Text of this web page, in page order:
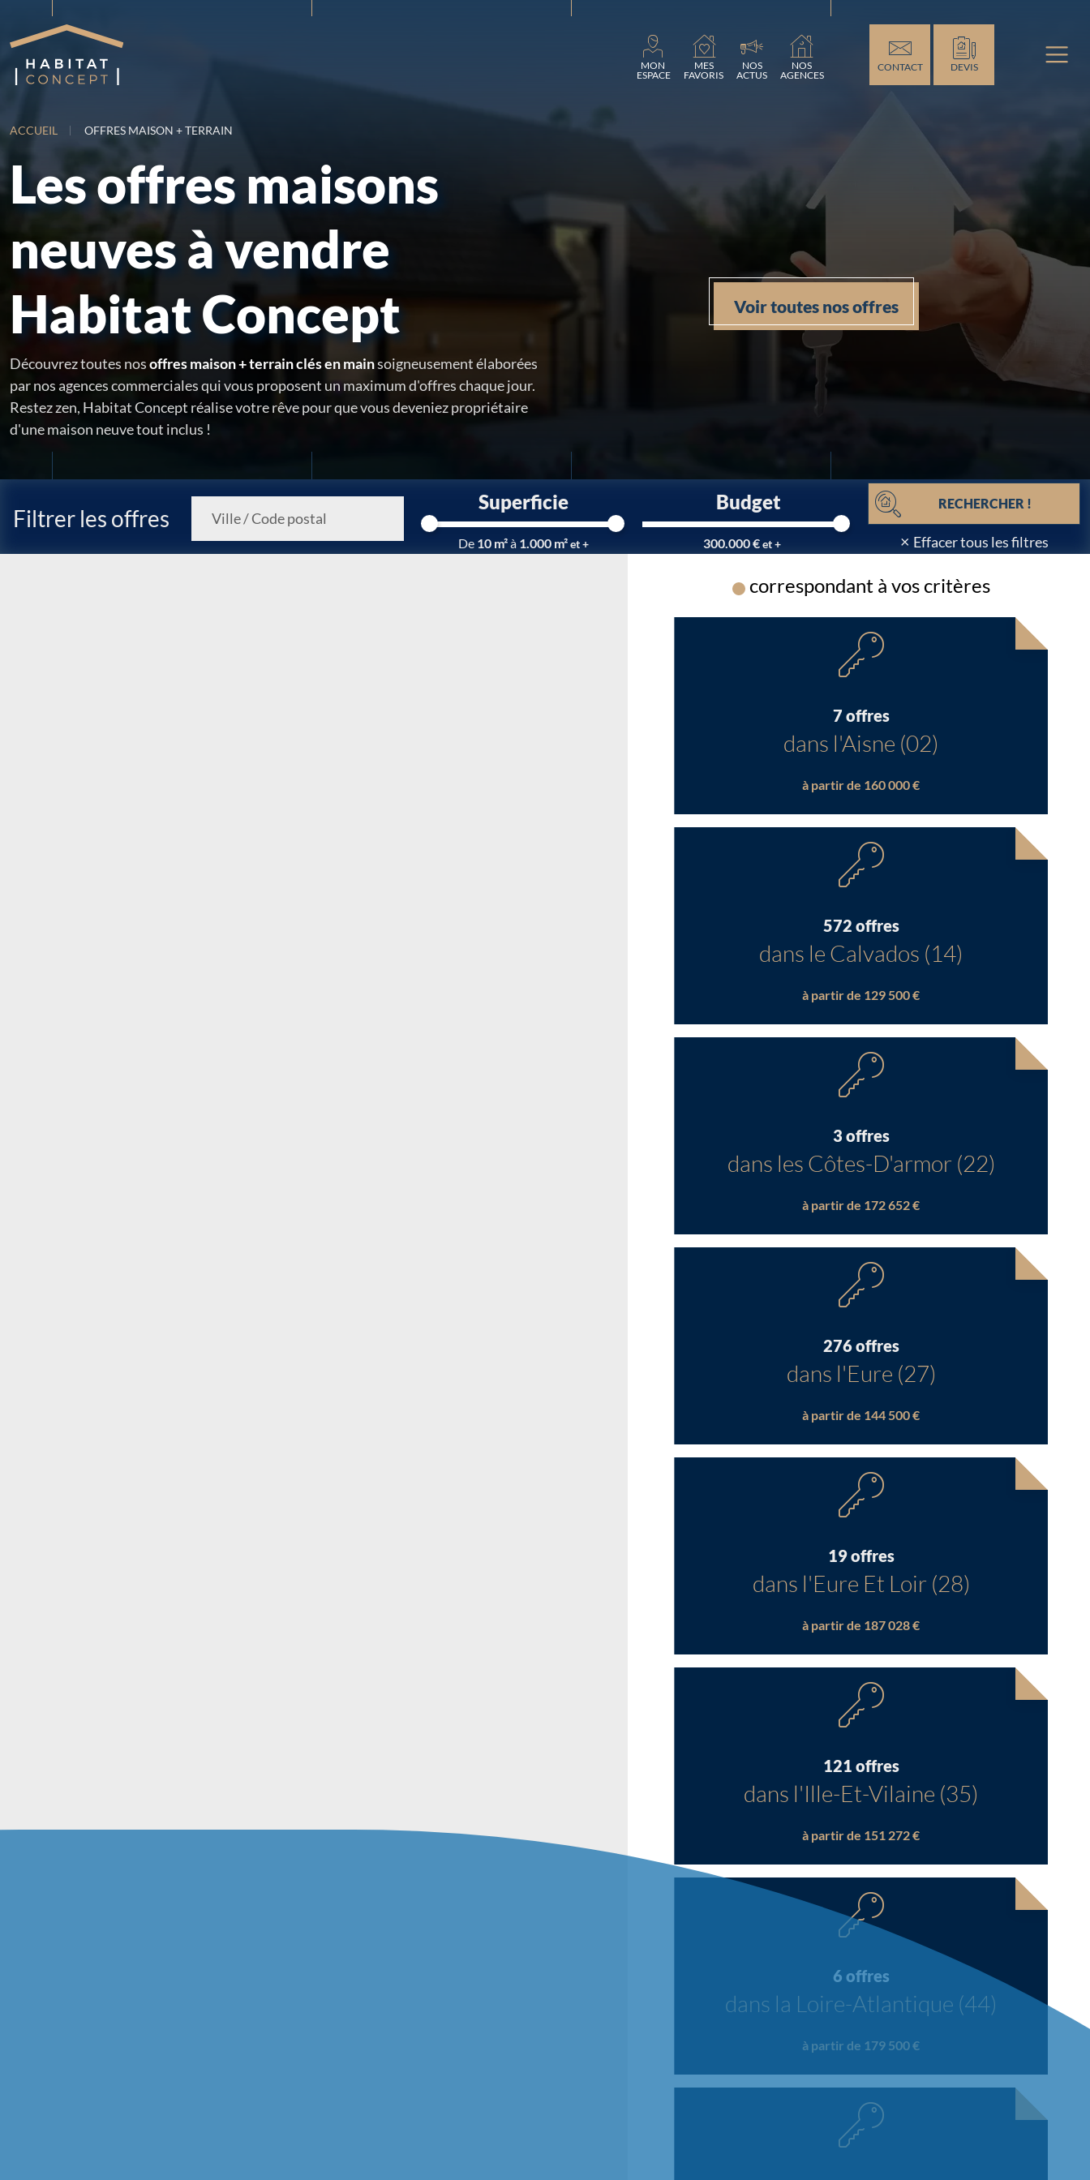
MON
ESPACE
Chargement...
MES
FAVORIS
NOS
ACTUS
NOS
AGENCES
CONTACT DEVIS
ACCUEIL OFFRES MAISON + TERRAIN
Les offres maisons
neuves à vendre
Habitat Concept
Découvrez toutes nosoffres maison + terrain clés en mainsoigneusement élaborées
par nos agences commerciales qui vous proposent un maximum d'offres chaque jour.
Restez zen, Habitat Concept réalise votre rêve pour que vous deveniez propriétaire
d'une maison neuve tout inclus !
Voir toutes nos offres
Filtrer les offres
Superficie
De 10 m²à 1.000 m²et +
Budget
300.000 €et +
RECHERCHER !
× Effacer tous les filtres
Chargement...
correspondant à vos critères
7 offres
dans l'Aisne (02)
à partir de 160 000 €
572 offres
dans le Calvados (14)
à partir de 129 500 €
3 offres
dans les Côtes-D'armor (22)
à partir de 172 652 €
276 offres
dans l'Eure (27)
à partir de 144 500 €
19 offres
dans l'Eure Et Loir (28)
à partir de 187 028 €
121 offres
dans l'Ille-Et-Vilaine (35)
à partir de 151 272 €
6 offres
dans la Loire-Atlantique (44)
à partir de 179 500 €